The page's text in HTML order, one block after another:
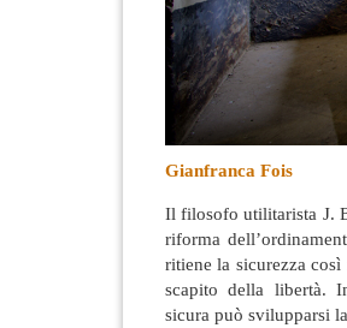
Gianfranca Fois
Il filosofo utilitarista J.
riforma
ritiene la sicurezza così
scapito della libertà.
sicura può svilupparsi